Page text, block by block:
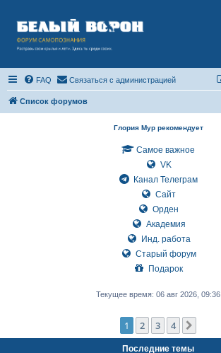
FAQ Связаться с администрацией
Список форумов
Глория Мур рекомендует
Самое важное
VK
Канал Телеграм
Сайт
Орден
Академия
Инд. работа
Старый форум
Подарок
Текущее время: 06 авг 2026, 09:36
1 2 3 4
Последние темы